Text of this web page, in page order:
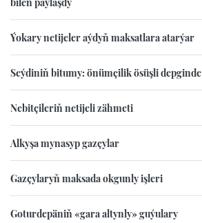
Ýokary netijeler aýdyň maksatlara atarýar
Seýdiniň bitumy: önümçilik ösüşli depginde
Nebitçileriň netijeli zähmeti
Alkyşa mynasyp gazçylar
Gazçylaryň maksada okgunly işleri
Goturdepäniň «gara altynly» guýulary